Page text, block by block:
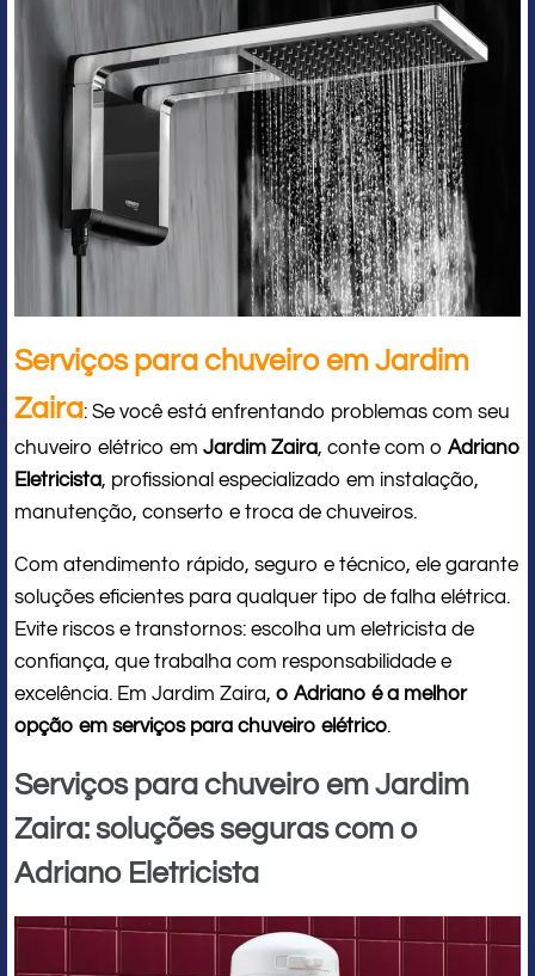
Serviços para chuveiro em Jardim
Zaira: Se você está enfrentando problemas com seu
chuveiro elétrico em Jardim Zaira, conte com o Adriano
Eletricista, profissional especializado em instalação,
manutenção, conserto e troca de chuveiros.
Com atendimento rápido, seguro e técnico, ele garante
soluções eficientes para qualquer tipo de falha elétrica.
Evite riscos e transtornos: escolha um eletricista de
confiança, que trabalha com responsabilidade e
excelência. Em Jardim Zaira, o Adriano é a melhor
opção em serviços para chuveiro elétrico.
Serviços para chuveiro em Jardim
Zaira: soluções seguras com o
Adriano Eletricista